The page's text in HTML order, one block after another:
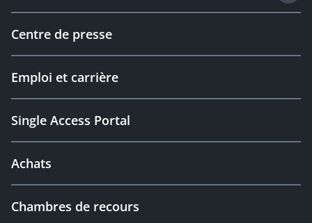
Centre de presse
Emploi et carrière
Single Access Portal
Achats
Chambres de recours